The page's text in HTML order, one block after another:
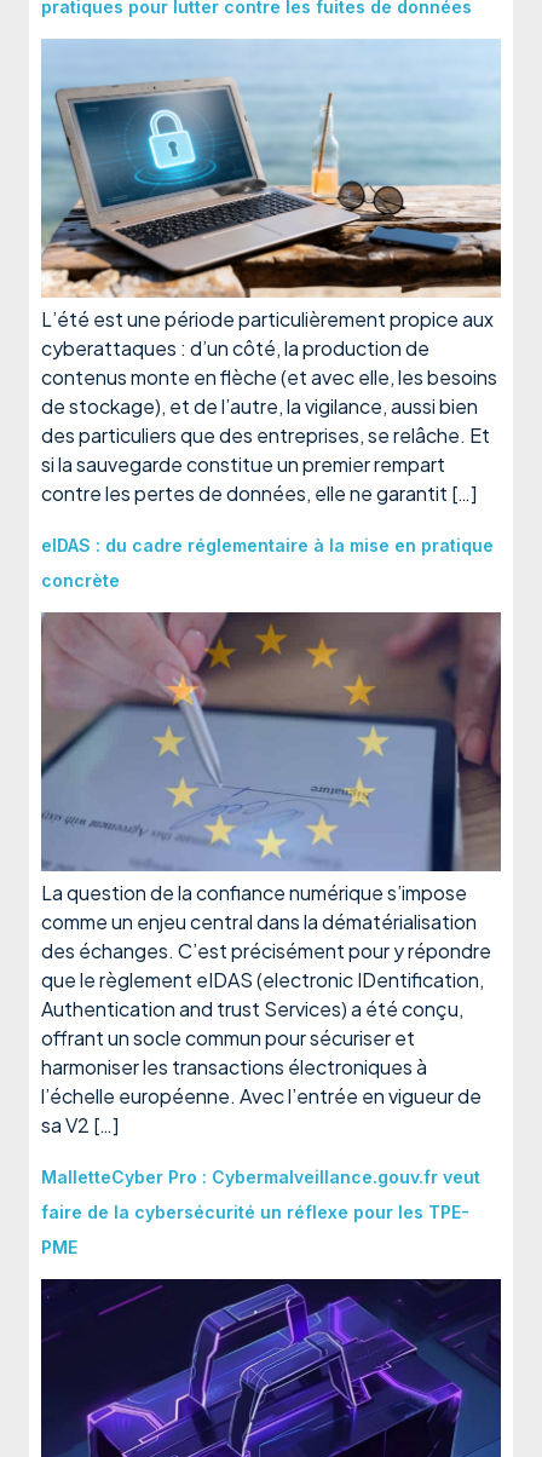
pratiques pour lutter contre les fuites de données
L’été est une période particulièrement propice aux
cyberattaques : d’un côté, la production de
contenus monte en flèche (et avec elle, les besoins
de stockage), et de l’autre, la vigilance, aussi bien
des particuliers que des entreprises, se relâche. Et
si la sauvegarde constitue un premier rempart
contre les pertes de données, elle ne garantit […]
eIDAS : du cadre réglementaire à la mise en pratique
concrète
La question de la confiance numérique s’impose
comme un enjeu central dans la dématérialisation
des échanges. C’est précisément pour y répondre
que le règlement eIDAS (electronic IDentification,
Authentication and trust Services) a été conçu,
offrant un socle commun pour sécuriser et
harmoniser les transactions électroniques à
l’échelle européenne. Avec l’entrée en vigueur de
sa V2 […]
MalletteCyber Pro : Cybermalveillance.gouv.fr veut
faire de la cybersécurité un réflexe pour les TPE-
PME